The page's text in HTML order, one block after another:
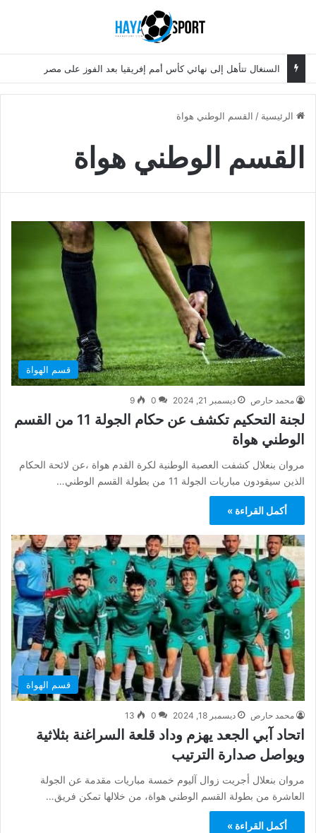
السنغال تتأهل إلى نهائي كأس أمم إفريقيا بعد الفوز على مصر
الرئيسية / القسم الوطني هواة
القسم الوطني هواة
قسم الهواة
محمد حارص ديسمبر 21, 2024 0
9
لجنة التحكيم تكشف عن حكام الجولة 11 من القسم
الوطني هواة
مروان بنعلال كشفت العصبة الوطنية لكرة القدم هواة ،عن لائحة الحكام
الذين سيقودون مباريات الجولة 11 من بطولة القسم الوطني…
أكمل القراءة »
قسم الهواة
محمد حارص ديسمبر 18, 2024 0
13
اتحاد آبي الجعد يهزم وداد قلعة السراغنة بثلاثية
ويواصل صدارة الترتيب
مروان بنعلال أجريت زوال آليوم خمسة مباريات مقدمة عن الجولة
العاشرة من بطولة القسم الوطني هواة، من خلالها تمكن فريق…
أكمل القراءة »